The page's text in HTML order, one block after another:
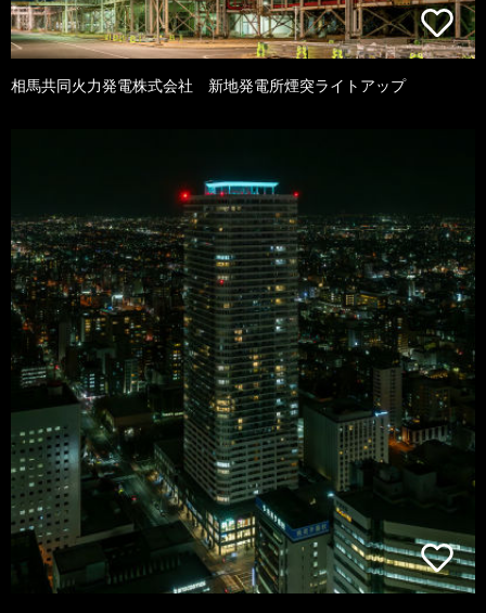
相馬共同火力発電株式会社 新地発電所煙突ライトアップ